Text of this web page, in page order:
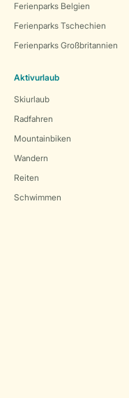
Ferienparks Belgien
Ferienparks Tschechien
Ferienparks Großbritannien
Aktivurlaub
Skiurlaub
Radfahren
Mountainbiken
Wandern
Reiten
Schwimmen